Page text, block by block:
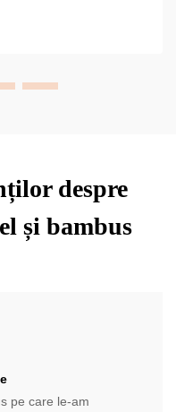
despre
și bambus
pe care le-am